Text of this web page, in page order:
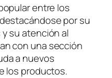
entre los
por su
su atención al
con una sección
a nuevos
los productos.